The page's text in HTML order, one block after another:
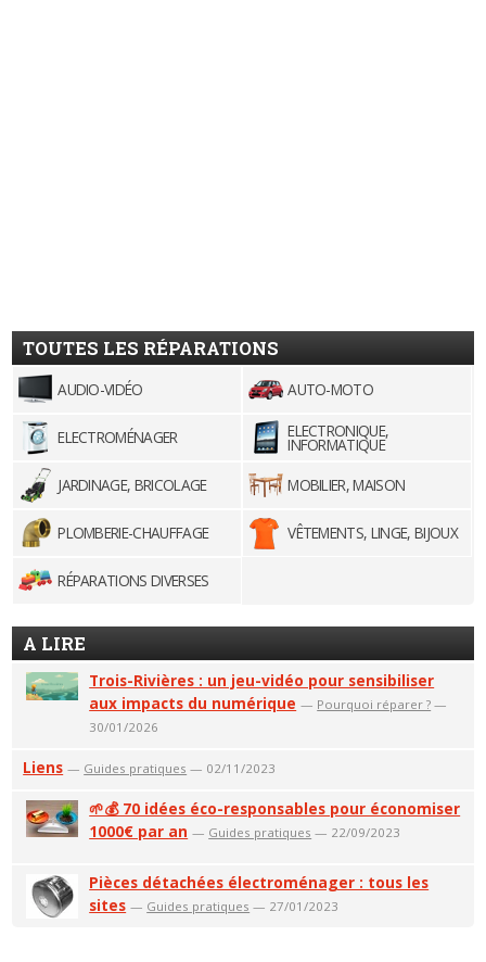
TOUTES LES RÉPARATIONS
AUDIO-VIDÉO AUTO-MOTO
ELECTROMÉNAGER ELECTRONIQUE,
INFORMATIQUE
JARDINAGE, BRICOLAGE
MOBILIER, MAISON
PLOMBERIE-CHAUFFAGE VÊTEMENTS, LINGE, BIJOUX
RÉPARATIONS DIVERSES
A LIRE
Trois-Rivières : un jeu-vidéo pour sensibiliser
aux impacts du numérique — Pourquoi réparer ? —
30/01/2026
Liens — Guides pratiques — 02/11/2023
🌱💰 70 idées éco-responsables pour économiser
1000€ par an — Guides pratiques — 22/09/2023
Pièces détachées électroménager : tous les
sites — Guides pratiques — 27/01/2023